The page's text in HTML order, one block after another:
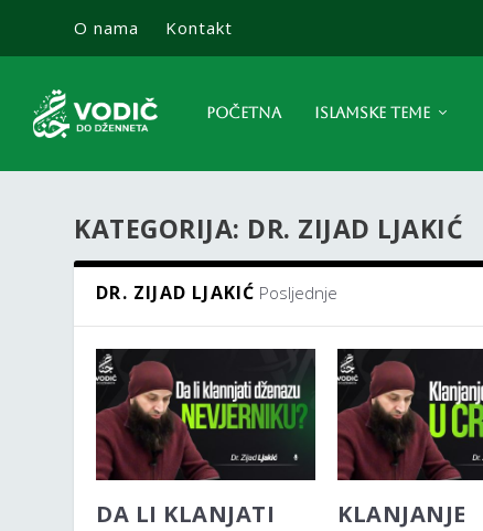
O nama Kontakt
POČETNA ISLAMSKE TEME
KATEGORIJA: DR. ZIJAD LJAKIĆ
DR. ZIJAD LJAKIĆ Posljednje
DA LI KLANJATI
KLANJANJE